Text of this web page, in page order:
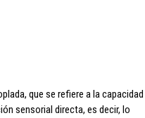
que se refiere a la capacidad
sensorial directa, es decir, lo